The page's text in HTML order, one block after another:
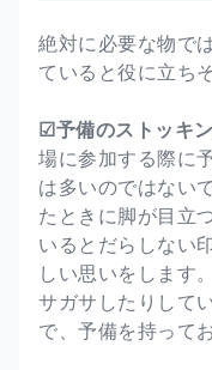
絶対に必要な物で
ていると役に立ち
☑予備のストッキ
場に参加する際に
は多いのではない
たときに脚が目立
いるとだらしない
しい思いをします
サガサしたりして
で、予備を持って